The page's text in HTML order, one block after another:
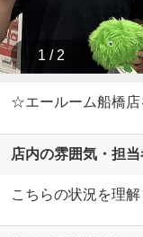
1 / 2
☆エールーム船橋
店内の雰囲気・担
こちらの状況を理